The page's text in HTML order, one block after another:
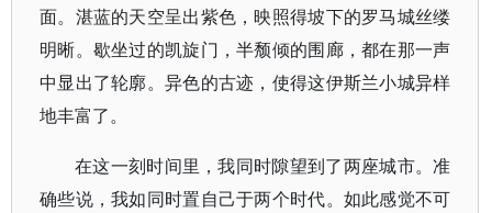
面。湛蓝的天空呈出紫色，映照得坡下的罗马城丝缕
明晰。歇坐过的凯旋门，半颓倾的围廊，都在那一声
中显出了轮廓。异色的古迹，使得这伊斯兰小城异样
地丰富了。
在这一刻时间里，我同时隙望到了两座城市。准
确些说，我如同时置自己于两个时代。如此感觉不可